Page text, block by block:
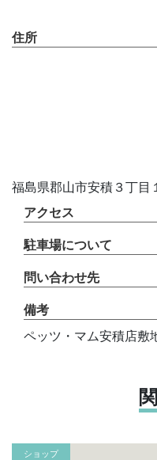
住所
福島県郡山市安積３丁目
アクセス
駐車場について
問い合わせ先
備考
ペッツ・マム安積店敷
ショップ